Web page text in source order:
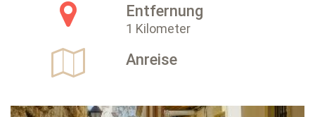
Entfernung
1 Kilometer
Anreise
Previous Next